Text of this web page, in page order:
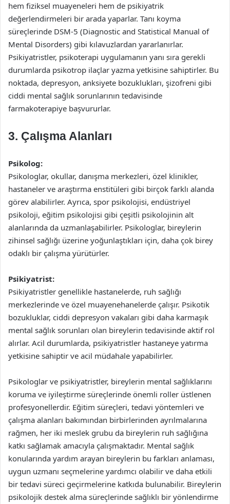
hem fiziksel muayeneleri hem de psikiyatrik
değerlendirmeleri bir arada yaparlar. Tanı koyma
süreçlerinde DSM-5 (Diagnostic and Statistical Manual of
Mental Disorders) gibi kılavuzlardan yararlanırlar.
Psikiyatristler, psikoterapi uygulamanın yanı sıra gerekli
durumlarda psikotrop ilaçlar yazma yetkisine sahiptirler. Bu
noktada, depresyon, anksiyete bozuklukları, şizofreni gibi
ciddi mental sağlık sorunlarının tedavisinde
farmakoterapiye başvururlar.
3. Çalışma Alanları
Psikolog:
Psikologlar, okullar, danışma merkezleri, özel klinikler,
hastaneler ve araştırma enstitüleri gibi birçok farklı alanda
görev alabilirler. Ayrıca, spor psikolojisi, endüstriyel
psikoloji, eğitim psikolojisi gibi çeşitli psikolojinin alt
alanlarında da uzmanlaşabilirler. Psikologlar, bireylerin
zihinsel sağlığı üzerine yoğunlaştıkları için, daha çok birey
odaklı bir çalışma yürütürler.
Psikiyatrist:
Psikiyatristler genellikle hastanelerde, ruh sağlığı
merkezlerinde ve özel muayenehanelerde çalışır. Psikotik
bozukluklar, ciddi depresyon vakaları gibi daha karmaşık
mental sağlık sorunları olan bireylerin tedavisinde aktif rol
alırlar. Acil durumlarda, psikiyatristler hastaneye yatırma
yetkisine sahiptir ve acil müdahale yapabilirler.
Psikologlar ve psikiyatristler, bireylerin mental sağlıklarını
koruma ve iyileştirme süreçlerinde önemli roller üstlenen
profesyonellerdir. Eğitim süreçleri, tedavi yöntemleri ve
çalışma alanları bakımından birbirlerinden ayrılmalarına
rağmen, her iki meslek grubu da bireylerin ruh sağlığına
katkı sağlamak amacıyla çalışmaktadır. Mental sağlık
konularında yardım arayan bireylerin bu farkları anlaması,
uygun uzmanı seçmelerine yardımcı olabilir ve daha etkili
bir tedavi süreci geçirmelerine katkıda bulunabilir. Bireylerin
psikolojik destek alma süreçlerinde sağlıklı bir yönlendirme